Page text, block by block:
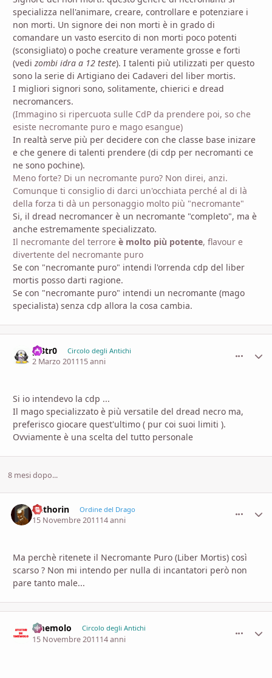
specializza nell'animare, creare, controllare e potenziare i
non morti. Un signore dei non morti è in grado di
comandare un vasto esercito di non morti poco potenti
(sconsigliato) o poche creature veramente grosse e forti
(vedi zombi idra a 12 teste). I talenti più utilizzati per questo
sono la serie di Artigiano dei Cadaveri del liber mortis.
I migliori signori sono, solitamente, chierici e dread
necromancers.
(Immagino si ripercuota sulle CdP da prendere poi, so che
esiste necromante puro e mago esangue)
In realtà serve più per decidere con che classe base inizare
e che genere di talenti prendere (di cdp per necromanti ce
ne sono pochine).
Meno forte? Di un necromante puro? Non direi, anzi.
Comunque ti consiglio di darci un'occhiata perché al di là
della forza ti dà un personaggio molto più "necromante"
Si, il dread necromancer è un necromante "completo", ma è
anche estremamente specializzato.
Il necromante del terrore è molto più potente, flavour e
divertente del necromante puro
Se con "necromante puro" intendi l'orrenda cdp del liber
mortis posso darti ragione.
Se con "necromante puro" intendi un necromante (mago
specialista) senza cdp allora la cosa cambia.
pi3tr0 Circolo degli Antichi
2 Marzo 201115 anni
Si io intendevo la cdp ...
Il mago specializzato è più versatile del dread necro ma,
preferisco giocare quest'ultimo ( pur coi suoi limiti ).
Ovviamente è una scelta del tutto personale
8 mesi dopo...
Dethorin Ordine del Drago
15 Novembre 201114 anni
Ma perchè ritenete il Necromante Puro (Liber Mortis) così
scarso ? Non mi intendo per nulla di incantatori però non
pare tanto male...
smemolo Circolo degli Antichi
15 Novembre 201114 anni